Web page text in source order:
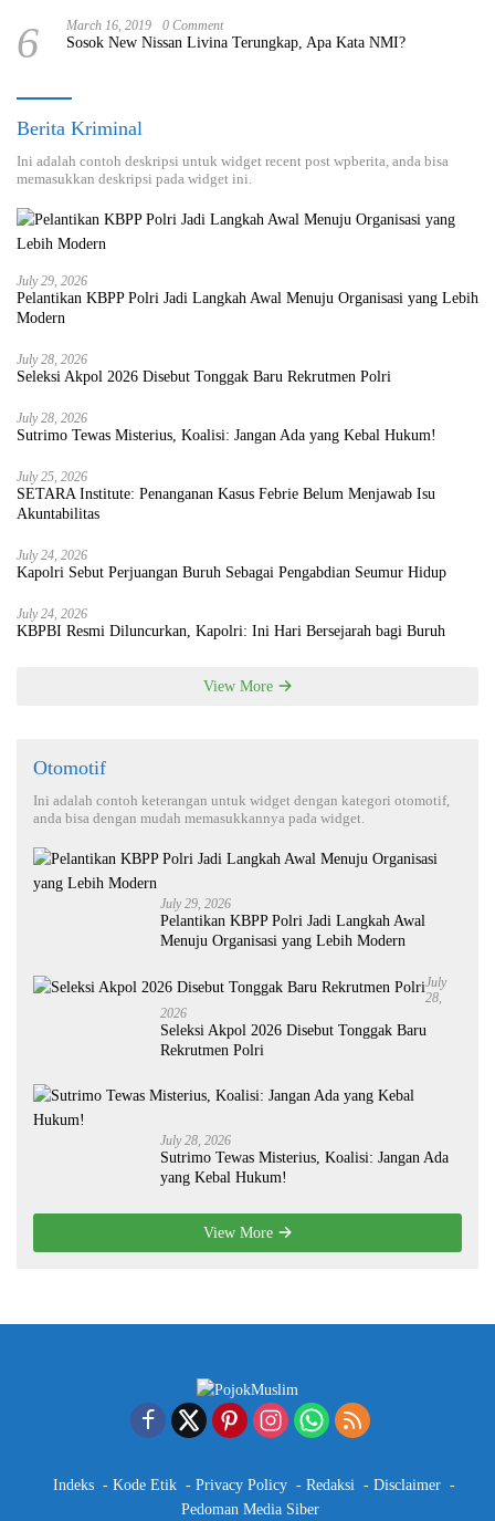
6 March 16, 2019 0 Comment
Sosok New Nissan Livina Terungkap, Apa Kata NMI?
Berita Kriminal
Ini adalah contoh deskripsi untuk widget recent post wpberita, anda bisa
memasukkan deskripsi pada widget ini.
July 29, 2026
Pelantikan KBPP Polri Jadi Langkah Awal Menuju Organisasi yang Lebih
Modern
July 28, 2026
Seleksi Akpol 2026 Disebut Tonggak Baru Rekrutmen Polri
July 28, 2026
Sutrimo Tewas Misterius, Koalisi: Jangan Ada yang Kebal Hukum!
July 25, 2026
SETARA Institute: Penanganan Kasus Febrie Belum Menjawab Isu
Akuntabilitas
July 24, 2026
Kapolri Sebut Perjuangan Buruh Sebagai Pengabdian Seumur Hidup
July 24, 2026
KBPBI Resmi Diluncurkan, Kapolri: Ini Hari Bersejarah bagi Buruh
View More
Otomotif
Ini adalah contoh keterangan untuk widget dengan kategori otomotif,
anda bisa dengan mudah memasukkannya pada widget.
July 29, 2026
Pelantikan KBPP Polri Jadi Langkah Awal
Menuju Organisasi yang Lebih Modern
July
28,
2026
Seleksi Akpol 2026 Disebut Tonggak Baru
Rekrutmen Polri
July 28, 2026
Sutrimo Tewas Misterius, Koalisi: Jangan Ada
yang Kebal Hukum!
View More
Indeks Kode Etik Privacy Policy Redaksi
Disclaimer
Pedoman Media Siber